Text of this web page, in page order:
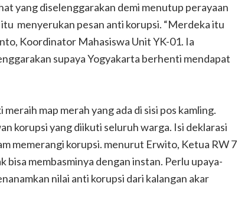
yang diselenggarakan demi menutup perayaan
menyerukan pesan anti korupsi. “Merdeka itu
Koordinator Mahasiswa Unit YK-01. Ia
supaya Yogyakarta berhenti mendapat
map merah yang ada di sisi pos kamling.
korupsi yang diikuti seluruh warga. Isi deklarasi
memerangi korupsi. menurut Erwito, Ketua RW 7
bisa membasminya dengan instan. Perlu upaya-
nilai anti korupsi dari kalangan akar